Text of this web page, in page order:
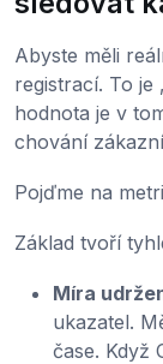
Abyste měli
registrací. To je
hodnota je v
chování
Pojďme na
Základ tvoří
Míra
ukazatel.
čase. Když